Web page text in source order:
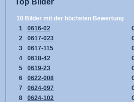
Top Bilder
10 Bilder mit der höchsten Bewertung
1
0616-02
2
0617-023
3
0617-115
4
0618-42
5
0619-23
6
0622-008
7
0624-097
8
0624-102